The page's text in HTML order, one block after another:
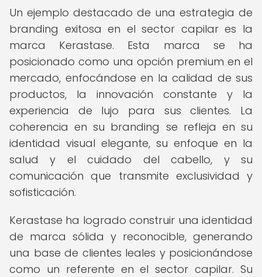
Un ejemplo destacado de una estrategia de
branding exitosa en el sector capilar es la
marca Kerastase. Esta marca se ha
posicionado como una opción premium en el
mercado, enfocándose en la calidad de sus
productos, la innovación constante y la
experiencia de lujo para sus clientes. La
coherencia en su branding se refleja en su
identidad visual elegante, su enfoque en la
salud y el cuidado del cabello, y su
comunicación que transmite exclusividad y
sofisticación.
Kerastase ha logrado construir una identidad
de marca sólida y reconocible, generando
una base de clientes leales y posicionándose
como un referente en el sector capilar. Su